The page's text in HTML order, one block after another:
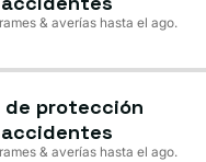
& averías hasta el ago.
de protección
& averías hasta el ago.